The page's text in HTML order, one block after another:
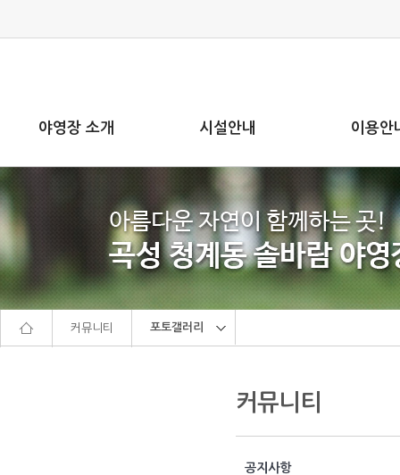
야영장 소개 시설안내 이용안
커뮤니티 포토갤러리
커뮤니티
공지사항